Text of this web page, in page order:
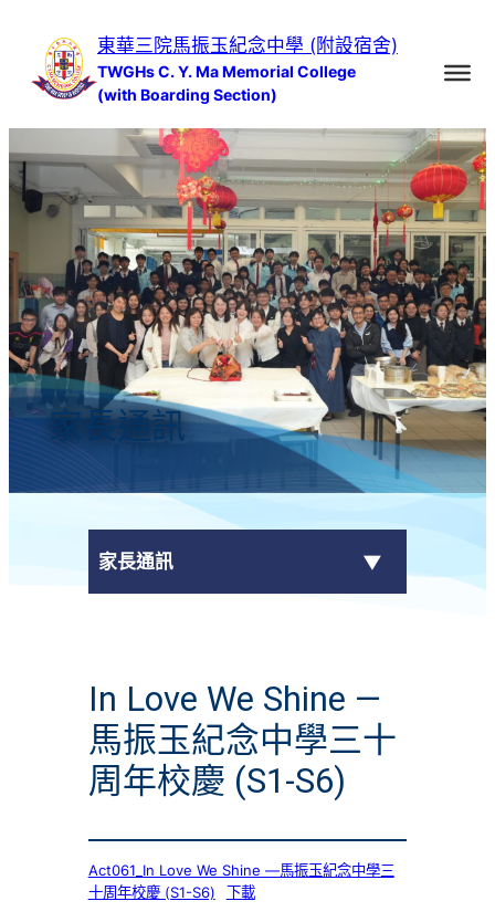
容
東華三院馬振玉紀念中學 (附設宿舍)
TWGHs C. Y. Ma Memorial College
(with Boarding Section)
家長通訊
家長通訊
學校通告
In Love We Shine —
馬振玉紀念中學三十
周年校慶 (S1-S6)
Act061_In Love We Shine —馬振玉紀念中學三
十周年校慶 (S1-S6)
下載